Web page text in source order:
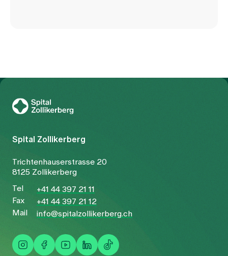
Spital Zollikerberg
Trichtenhauserstrasse 20
8125 Zollikerberg
Tel
+41 44 397 21 11
Fax
+41 44 397 21 12
Mail
info@spitalzollikerberg.ch